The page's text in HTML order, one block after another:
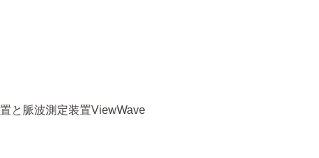
と脈波測定装置ViewWave